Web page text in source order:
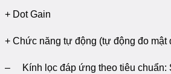
+ Dot Gain
+ Chức năng tự động (tự động đo mật
– Kính lọc đáp ứng theo tiêu chuẩn: